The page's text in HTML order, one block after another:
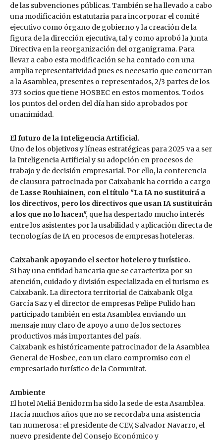
de las subvenciones públicas. También se ha llevado a cabo
una modificación estatutaria para incorporar el comité
ejecutivo como órgano de gobierno y la creación de la
figura de la dirección ejecutiva, tal y como aprobó la Junta
Directiva en la reorganización del organigrama. Para
llevar a cabo esta modificación se ha contado con una
amplia representatividad pues es necesario que concurran
a la Asamblea, presentes o representados, 2/3 partes de los
373 socios que tiene HOSBEC en estos momentos. Todos
los puntos del orden del día han sido aprobados por
unanimidad.
El futuro de la Inteligencia Artificial.
Uno de los objetivos y líneas estratégicas para 2025 va a ser
la Inteligencia Artificial y su adopción en procesos de
trabajo y de decisión empresarial. Por ello, la conferencia
de clausura patrocinada por Caixabank ha corrido a cargo
de Lasse Rouhiainen, con el título "La IA no sustituirá a
los directivos, pero los directivos que usan IA sustituirán
a los que no lo hacen", que ha despertado mucho interés
entre los asistentes por la usabilidad y aplicación directa de
tecnologías de IA en procesos de empresas hoteleras.
Caixabank apoyando el sector hotelero y turístico.
Si hay una entidad bancaria que se caracteriza por su
atención, cuidado y división especializada en el turismo es
Caixabank. La directora territorial de Caixabank Olga
García Saz y el director de empresas Felipe Pulido han
participado también en esta Asamblea enviando un
mensaje muy claro de apoyo a uno de los sectores
productivos más importantes del país.
Caixabank es históricamente patrocinador de la Asamblea
General de Hosbec, con un claro compromiso con el
empresariado turístico de la Comunitat.
Ambiente
El hotel Meliá Benidorm ha sido la sede de esta Asamblea.
Hacía muchos años que no se recordaba una asistencia
tan numerosa : el presidente de CEV, Salvador Navarro, el
nuevo presidente del Consejo Económico y